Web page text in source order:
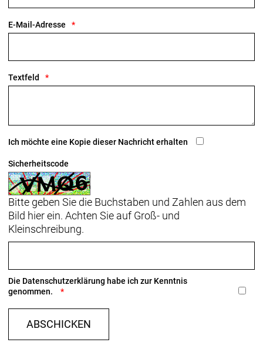
E-Mail-Adresse
Textfeld
Ich möchte eine Kopie dieser Nachricht erhalten
Sicherheitscode
Bitte geben Sie die Buchstaben und Zahlen aus dem
Bild hier ein. Achten Sie auf Groß- und
Kleinschreibung.
Die Datenschutzerklärung habe ich zur Kenntnis
genommen.
ABSCHICKEN